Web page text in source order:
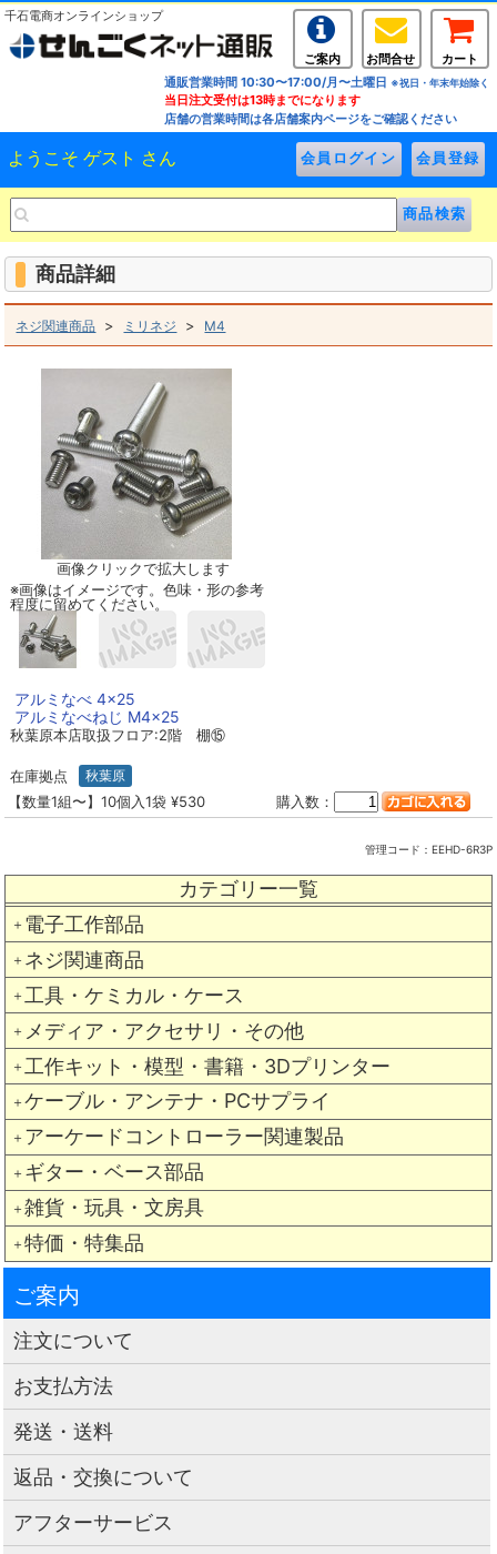
千石電商オンラインショップ
ご案内 お問合せ
カート
通販営業時間 10:30〜17:00/月〜土曜日 ※祝日・年末年始除く
当日注文受付は13時までになります
店舗の営業時間は各店舗案内ページをご確認ください
ようこそ ゲスト さん
カテゴリー一覧
＋ 電子工作部品
＋ ネジ関連商品
＋ 工具・ケミカル・ケース
＋ メディア・アクセサリ・その他
＋ 工作キット・模型・書籍・3Dプリンター
＋ ケーブル・アンテナ・PCサプライ
＋ アーケードコントローラー関連製品
＋ ギター・ベース部品
＋ 雑貨・玩具・文房具
＋ 特価・特集品
商品詳細
ネジ関連商品 > ミリネジ > M4
画像クリックで拡大します
※画像はイメージです。色味・形の参考
程度に留めてください。
アルミなべ 4×25
アルミなべねじ M4×25
秋葉原本店取扱フロア:2階 棚⑮
在庫拠点 秋葉原
【数量1組〜】10個入1袋 ¥530 購入数：
管理コード： EEHD-6R3P
ご案内
注文について
お支払方法
発送・送料
返品・交換について
アフターサービス